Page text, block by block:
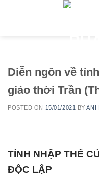
Diễn ngôn về
giáo thời Trần
POSTED ON 15/01/2021 BY
TÍNH NHẬP THẾ
ĐỘC LẬP